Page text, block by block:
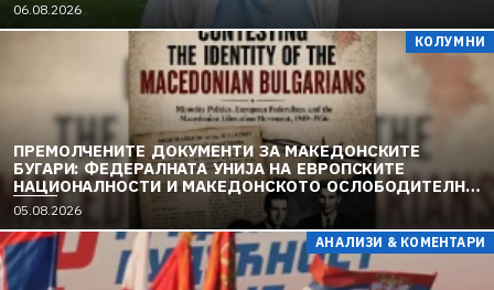
06.08.2026
КОЛУМНИ
ПРЕМОЛЧЕНИТЕ ДОКУМЕНТИ ЗА МАКЕДОНСКИТЕ
БУГАРИ: ФЕДЕРАЛНАТА УНИЈА НА ЕВРОПСКИТЕ
НАЦИОНАЛНОСТИ И МАКЕДОНСКОТО ОСЛОБОДИТЕЛНО
ДВИЖЕЊЕ (1949–1956) (2)
05.08.2026
АНАЛИЗИ & КОМЕНТАРИ